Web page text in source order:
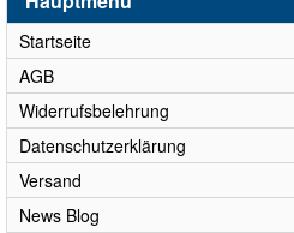
Startseite
AGB
Widerrufsbelehrung
Datenschutzerklärung
Versand
News Blog